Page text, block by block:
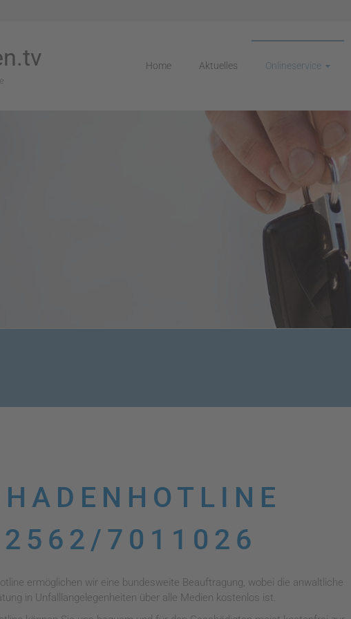
Home Aktuelles Onlineservice
7011026
ermöglichen wir eine bundesweite Beauftragung, wobei die anwaltliche
in Unfalllangelegenheiten über alle Medien kostenlos ist.